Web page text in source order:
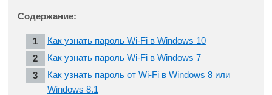
Содержание:
Как узнать пароль Wi-Fi в Windows 10
Как узнать пароль Wi-Fi в Windows 7
Как узнать пароль от Wi-Fi в Windows 8 или
Windows 8.1